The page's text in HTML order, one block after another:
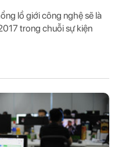
lồ giới công nghệ sẽ là
trong chuỗi sự kiện